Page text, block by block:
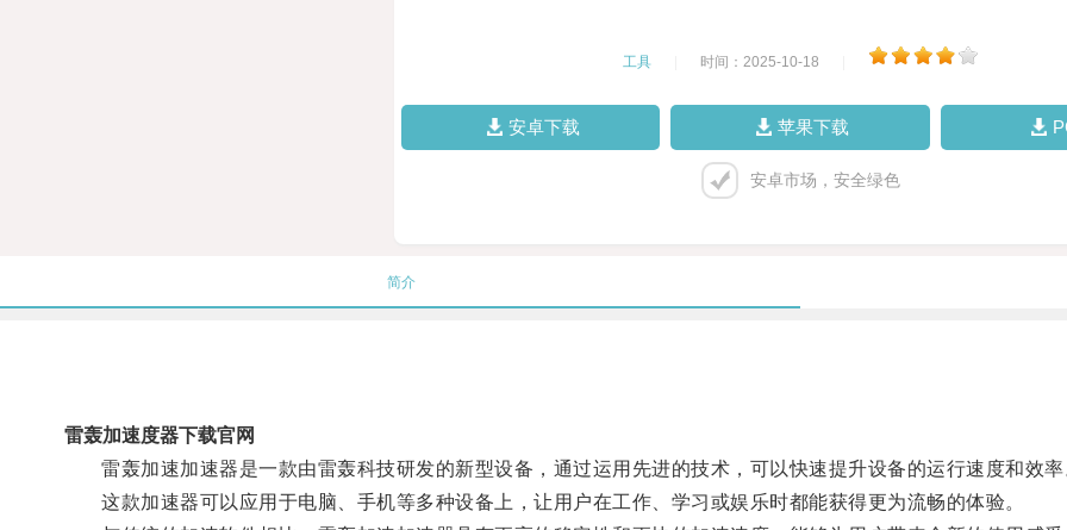
工具 时间：2025-10-18
安卓下载 苹果下载
安卓市场，安全绿色
简介
雷轰加速度器下载官网
雷轰加速加速器是一款由雷轰科技研发的新型设备，通过运用先进的技术，可以快速提升设备的运行速度和效率
这款加速器可以应用于电脑、手机等多种设备上，让用户在工作、学习或娱乐时都能获得更为流畅的体验。